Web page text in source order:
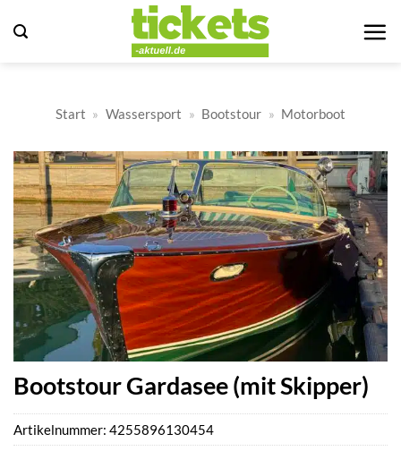
Inhalt
Start » Wassersport » Bootstour » Motorboot
Bootstour Gardasee (mit Skipper)
Artikelnummer: 4255896130454